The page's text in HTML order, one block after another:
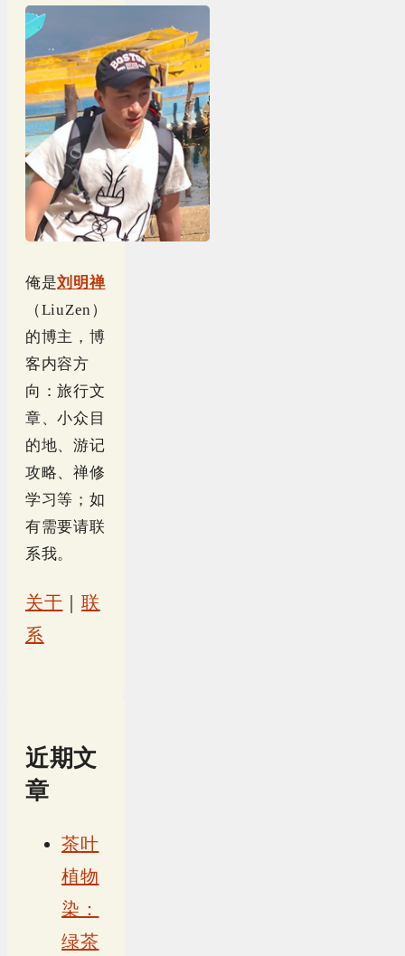
俺是刘明禅
（LiuZen）
的博主，博
客内容方
向：旅行文
章、小众目
的地、游记
攻略、禅修
学习等；如
有需要请联
系我。
关于 ｜联
系
近期文
章
茶叶
植物
染：
绿茶